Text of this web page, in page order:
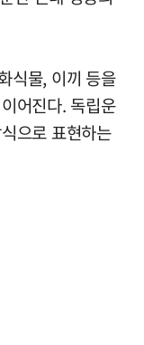
식물, 이끼 등을
어진다. 독립운
으로 표현하는